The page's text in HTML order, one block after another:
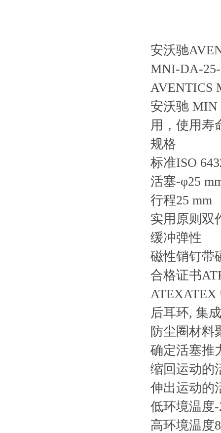
安沃驰
MNI-DA-25-
AVENTICS
安沃驰 MIN
用，使用寿
规格
标准ISO
活塞-φ25
行程25 mm
实用原则双
缓冲弹性
磁性销钉带
合格证书
ATEXATEX
后耳环, 集
防尘圈材料
确定活塞推
缩回运动的
伸出运动的
低环境温度-
高环境温度